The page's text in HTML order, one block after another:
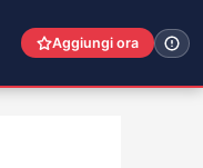
Aggiungi ora